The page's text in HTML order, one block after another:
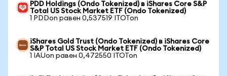
PDD Holdings (Ondo Tokenized) в iShares Core S&P
Total US Stock Market ETF (Ondo Tokenized)
1 PDDon равен 0,537519 ITOTon
iShares Gold Trust (Ondo Tokenized) в iShares Core
S&P Total US Stock Market ETF (Ondo Tokenized)
1 IAUon равен 0,472550 ITOTon